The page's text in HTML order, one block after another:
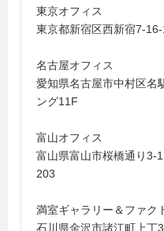
東京オフィス
東京都新宿区西新宿7-
名古屋オフィス
愛知県名古屋市中村区名
ング11F
富山オフィス
富山県富山市桜橋通り3-
203
満室ギャラリー＆ファク
石川県金沢市諸江町上丁